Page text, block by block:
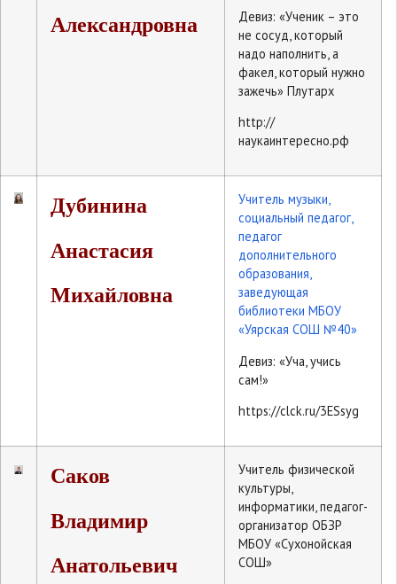
Александровна
Девиз: «Ученик – это
не сосуд, который
надо наполнить, а
факел, который нужно
зажечь» Плутарх
http://
наукаинтересно.рф
Дубинина
Анастасия
Михайловна
Учитель музыки,
социальный педагог,
педагог
дополнительного
образования,
заведующая
библиотеки МБОУ
«Уярская СОШ №40»
Девиз: «Уча, учись
сам!»
https://clck.ru/3ESsyg
Саков
Владимир
Анатольевич
Учитель физической
культуры,
информатики, педагог-
организатор ОБЗР
МБОУ «Сухонойская
СОШ»